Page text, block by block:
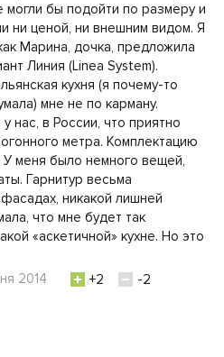
могли бы подойти по размеру и
ни ценой, ни внешним видом. Я
Марина, дочка, предложила
Линия (Linea System).
кухня (я почему-то
мне не по карману.
нас, в России, что приятно
метра. Комплектацию
меня было немного вещей,
Гарнитур весьма
никакой лишней
что мне будет так
«аскетичной» кухне. Но это
2014
+2 -2